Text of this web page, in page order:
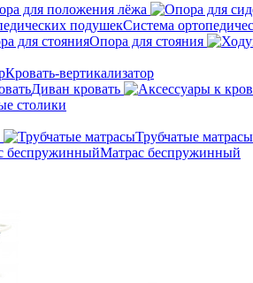
для положения лёжа
Система
Опора для стояния
Кровать-вертикализатор
Диван кровать
столики
Трубчатые матрасы
Матрас беспружинный